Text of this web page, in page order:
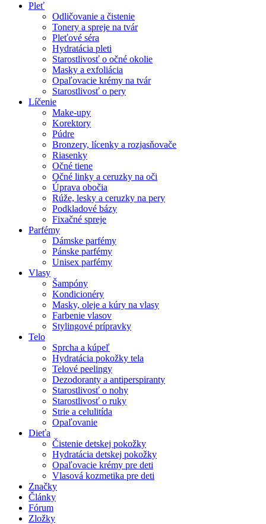
Pleť
Odličovanie a čistenie
Tonery a spreje na tvár
Pleťové séra
Hydratácia pleti
Starostlivosť o očné okolie
Masky a exfoliácia
Opaľovacie krémy na tvár
Starostlivosť o pery
Líčenie
Make-upy
Korektory
Púdre
Bronzery, lícenky a rozjasňovače
Riasenky
Očné tiene
Očné linky a ceruzky na oči
Úprava obočia
Rúže, lesky a ceruzky na pery
Podkladové bázy
Fixačné spreje
Parfémy
Dámske parfémy
Pánske parfémy
Unisex parfémy
Vlasy
Šampóny
Kondicionéry
Masky, oleje a kúry na vlasy
Farbenie vlasov
Stylingové prípravky
Telo
Sprcha a kúpeľ
Hydratácia pokožky tela
Telové peelingy
Dezodoranty a antiperspiranty
Starostlivosť o nohy
Starostlivosť o ruky
Strie a celulitída
Opaľovanie
Dieťa
Čistenie detskej pokožky
Hydratácia detskej pokožky
Opaľovacie krémy pre deti
Vlasová kozmetika pre deti
Značky
Články
Fórum
Zložky